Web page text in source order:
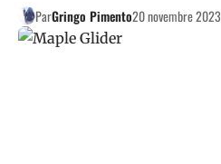
ParGringo Pimento20 novembre 2023